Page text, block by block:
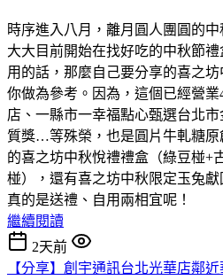
時序進入八月，離月圓人團圓的
大大目前開始在找好吃的中秋節
用的話，那麼自己要分享的喜之
你做為參考。因為，這個已經營
店、一縣市一幸福點心甄選台北
質獎…等殊榮，也是圓片牛軋糖原
的喜之坊中秋悅禮禮盒（綠豆椪+
椪），還有喜之坊中秋限定玉兔獻
真的是送禮、自用兩相宜呢！
繼續閱讀
2天前
【分享】創宇通訊台北光華店鄰